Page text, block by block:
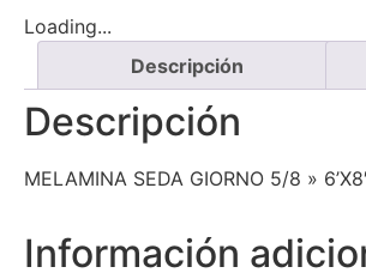
Loading...
Descripción
Descripción
MELAMINA SEDA GIORNO 5/8 »
Información